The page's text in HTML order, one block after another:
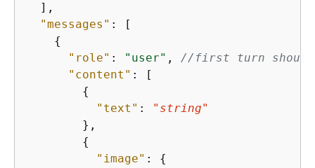
  ],
"messages" : [
{
"role" : "user" , //first turn should
"content" : [
{
"text" :
"string"
        },
{
"image" : {